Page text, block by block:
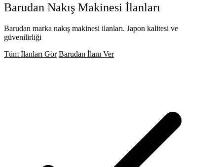
Barudan Nakış Makinesi İlanları
Barudan marka nakış makinesi ilanları. Japon kalitesi ve
güvenilirliği
Tüm İlanları Gör Barudan İlanı Ver